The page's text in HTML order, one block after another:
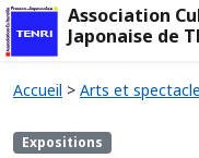
Association
Japonaise de
Accueil > Arts et
Expositions